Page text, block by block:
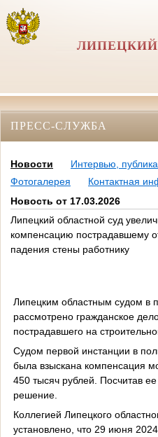
ПРЕСС-СЛУЖБА
Новости
Интервью,
Фотогалерея
Контактная
Новость от 17.03.2026
Липецкий областной суд
компенсацию пострадавшему
падения стены работнику
Липецким областным судом в
рассмотрено гражданское
пострадавшего на
Судом первой инстанции в
была взыскана компенсация
450 тысяч рублей. Посчитав
решение.
Коллегией Липецкого
установлено, что 29 июня